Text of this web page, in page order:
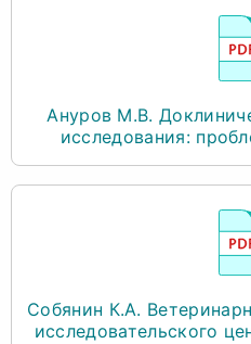
Ануров М.В.
исследования:
Собянин К.А.
исследовательского